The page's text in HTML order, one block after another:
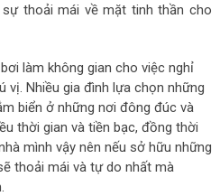
thoải mái về mặt tinh thần cho
làm không gian cho việc nghỉ
vị. Nhiều gia đình lựa chọn những
biển ở những nơi đông đúc và
thời gian và tiền bạc, đồng thời
mình vậy nên nếu sở hữu những
thoải mái và tự do nhất mà